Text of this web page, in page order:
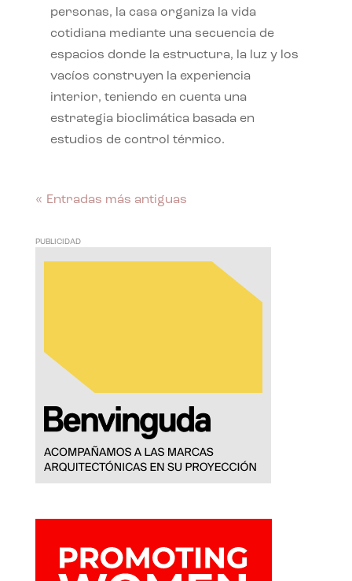
personas, la casa organiza la vida
cotidiana mediante una secuencia de
espacios donde la estructura, la luz y los
vacíos construyen la experiencia
interior, teniendo en cuenta una
estrategia bioclimática basada en
estudios de control térmico.
« Entradas más antiguas
PUBLICIDAD